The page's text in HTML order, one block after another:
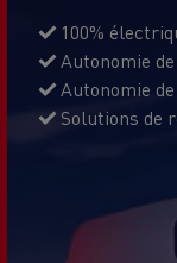
100%
Autonomie
Autonomie
Solutions de